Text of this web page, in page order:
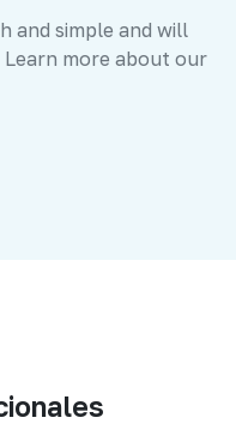
and simple and will
more about our